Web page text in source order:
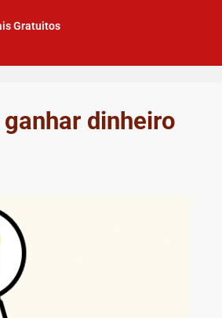
Gratuitos
dinheiro